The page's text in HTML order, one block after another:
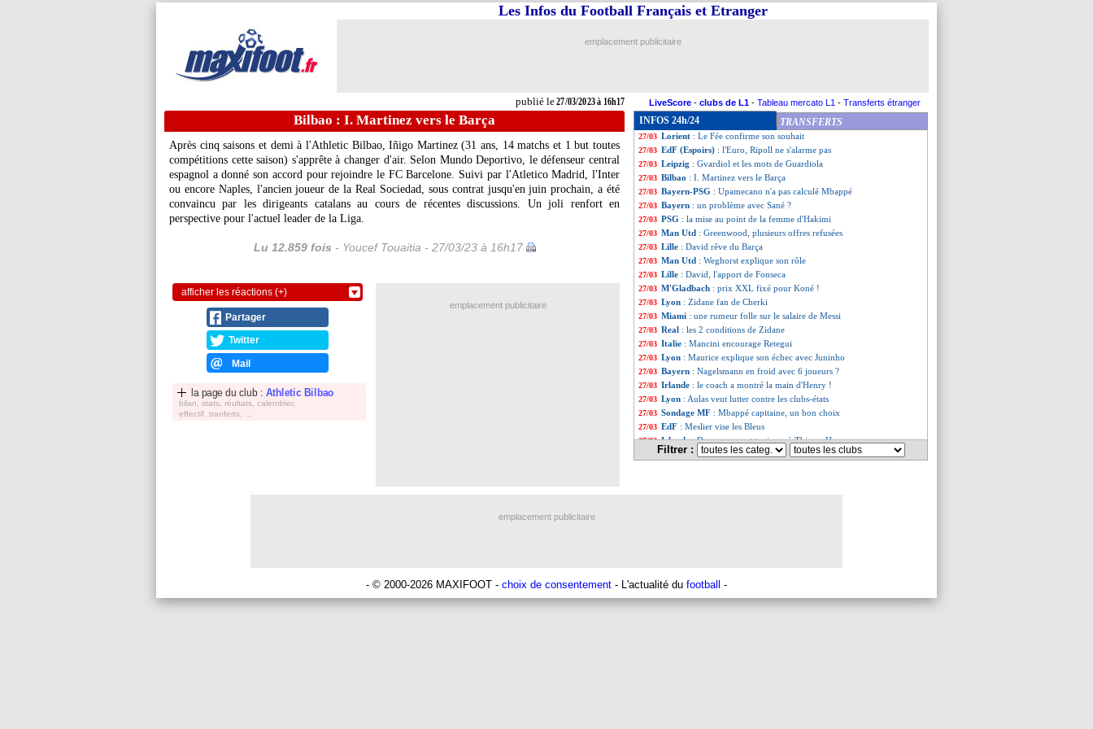
publié le27/03/2023 à 16h17
Les Infos du Football Français et Etranger
emplacement publicitaire
LiveScore - clubs de L1 - Tableau mercato L1 - Transferts étranger
Bilbao : I. Martinez vers le Barça
Après cinq saisons et demi à l'Athletic Bilbao, Iñigo Martinez (31 ans, 14 matchs et 1 but toutes
compétitions cette saison) s'apprête à changer d'air. Selon Mundo Deportivo, le défenseur central
espagnol a donné son accord pour rejoindre le FC Barcelone. Suivi par l'Atletico Madrid, l'Inter
ou encore Naples, l'ancien joueur de la Real Sociedad, sous contrat jusqu'en juin prochain, a été
convaincu par les dirigeants catalans au cours de récentes discussions. Un joli renfort en
perspective pour l'actuel leader de la Liga.
Lu 12.859 fois - Youcef Touaitia - 27/03/23 à 16h17
afficher les réactions (+)
Partager
Twitter
Mail
la page du club : Athletic Bilbao
bilan, stats, réultats, calendrier,
effectif, tranferts, ...
INFOS 24h/24 TRANSFERTS
27/03 Inter: Skriniar bientôt de retour
27/03 Tottenham
27/03 OM: Zanetti n'est pas étonné pour Sanchez
27/03 M'Gladbach : Maouassa dans la short-list
27/03 Lorient : Le Fée confirme son souhait
27/03 EdF (Espoirs) : l'Euro, Ripoll ne s'alarme pas
27/03 Leipzig : Gvardiol et les mots de Guardiola
27/03 Bilbao : I. Martinez vers le Barça
27/03 Bayern-PSG : Upamecano n'a pas calculé Mbappé
27/03 Bayern : un problème avec Sané ?
27/03 PSG : la mise au point de la femme d'Hakimi
27/03 Man Utd : Greenwood, plusieurs offres refusées
27/03 Lille : David rêve du Barça
27/03 Man Utd : Weghorst explique son rôle
27/03 Lille : David, l'apport de Fonseca
27/03 M'Gladbach : prix XXL fixé pour Koné !
27/03 Lyon : Zidane fan de Cherki
27/03 Miami : une rumeur folle sur le salaire de Messi
27/03 Real : les 2 conditions de Zidane
27/03 Italie : Mancini encourage Retegui
27/03 Lyon : Maurice explique son échec avec Juninho
27/03 Bayern : Nagelsmann en froid avec 6 joueurs ?
27/03 Irlande : le coach a montré la main d'Henry !
27/03 Lyon : Aulas veut lutter contre les clubs-états
27/03 Sondage MF : Mbappé capitaine, un bon choix
27/03 EdF : Meslier vise les Bleus
27/03 Irlande: Dunne en veut toujours à Thierry Henry
Real: le regret de Van Nistelrooy
Filtrer :
emplacement publicitaire
emplacement publicitaire
- © 2000-2026 MAXIFOOT - choix de consentement - L'actualité du football -